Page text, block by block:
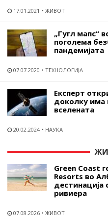
17.01.2021 ЖИВОТ
„Гугл мапс“
поголема
пандемијата
07.07.2020 ТЕХНОЛОГИЈА
Експерт
доколку има
вселената
20.02.2024 НАУКА
Green Coast
Resorts во
дестинација
ривиера
07.08.2026 ЖИВОТ